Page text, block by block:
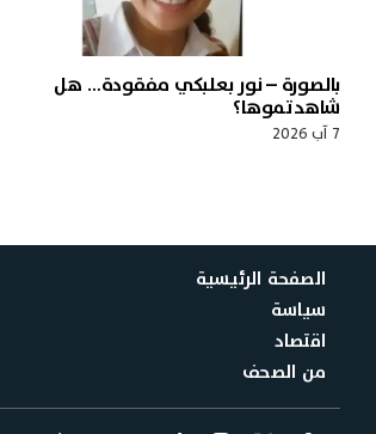
بالصورة – نور بعلبكي مفقودة… هل
شاهدتموها؟
7 آب 2026
الصفحة الرئيسية
سياسة
اقتصاد
من الصحف